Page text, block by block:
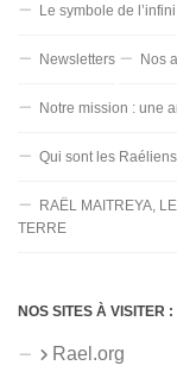
Le symbole de l’infini
Newsletters Nos
Notre mission : une
Qui sont les
RAËL MAITREYA,
TERRE
NOS SITES À VISITER :
Rael.org